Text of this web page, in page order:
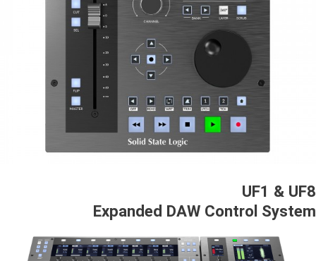
UF1 & UF8
Expanded DAW Control System